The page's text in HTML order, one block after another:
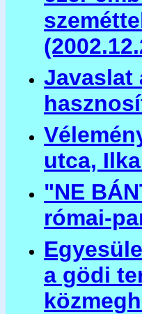
Javaslat
utca,
"NE
római-
a gödi